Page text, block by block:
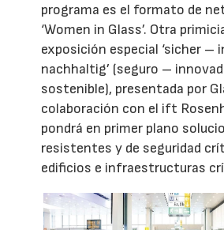
programa es el formato de
‘Women in Glass’. Otra
exposición especial ‘sicher –
nachhaltig’ (seguro –
sostenible), presentada por
colaboración con el ift
pondrá en primer plano
resistentes y de seguridad
edificios e infraestructuras